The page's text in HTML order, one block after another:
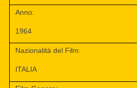
Anno:
1964
Nazionalità del Film:
ITALIA